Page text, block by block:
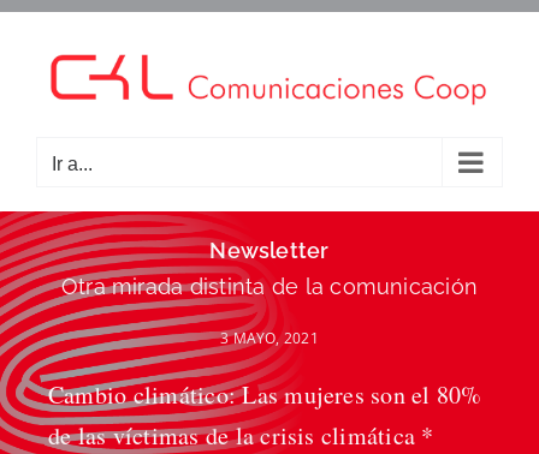
contenido
Ir a...
Newsletter
Otra mirada distinta de la comunicación
3 MAYO, 2021
Cambio climático: Las mujeres son el 80%
de las víctimas de la crisis climática *